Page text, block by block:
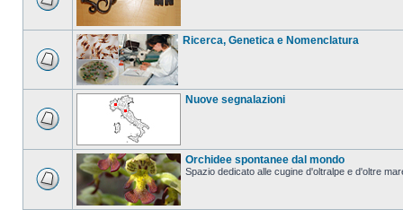
Ricerca, Genetica e Nomenclatura
Nuove segnalazioni
Orchidee spontanee dal mondo
Spazio dedicato alle cugine d'oltralpe e d'oltre